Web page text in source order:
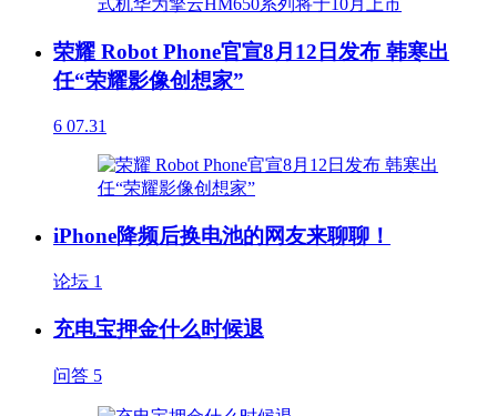
荣耀 Robot Phone官宣8月12日发布 韩寒出
任“荣耀影像创想家”
6 07.31
iPhone降频后换电池的网友来聊聊！
论坛 1
充电宝押金什么时候退
问答 5